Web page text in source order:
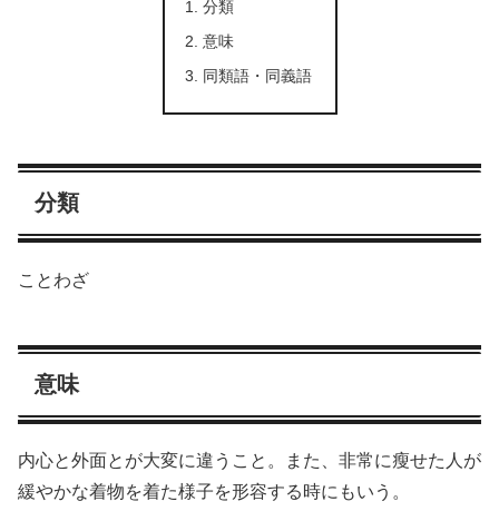
分類
意味
同類語・同義語
分類
ことわざ
意味
内心と外面とが大変に違うこと。また、非常に瘦せた人が
緩やかな着物を着た様子を形容する時にもいう。